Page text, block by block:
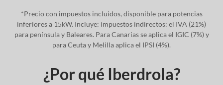
*Precio con impuestos incluidos, disponible para potencias
inferiores a 15kW. Incluye: impuestos indirectos: el IVA (21%)
para península y Baleares. Para Canarias se aplica el IGIC (7%) y
para Ceuta y Melilla aplica el IPSI (4%).
¿Por qué Iberdrola?